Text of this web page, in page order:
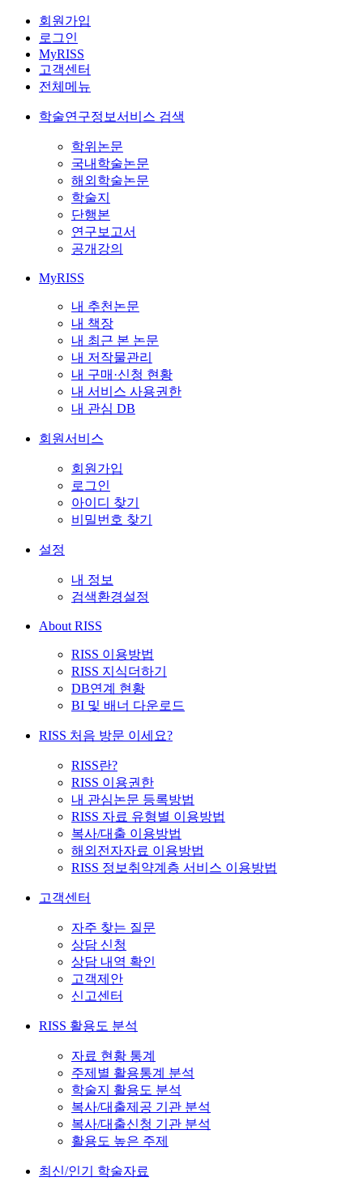
회원가입
로그인
MyRISS
고객센터
전체메뉴
학술연구정보서비스 검색
학위논문
국내학술논문
해외학술논문
학술지
단행본
연구보고서
공개강의
MyRISS
내 추천논문
내 책장
내 최근 본 논문
내 저작물관리
내 구매·신청 현황
내 서비스 사용권한
내 관심 DB
회원서비스
회원가입
로그인
아이디 찾기
비밀번호 찾기
설정
내 정보
검색환경설정
About RISS
RISS 이용방법
RISS 지식더하기
DB연계 현황
BI 및 배너 다운로드
RISS 처음 방문 이세요?
RISS란?
RISS 이용권한
내 관심논문 등록방법
RISS 자료 유형별 이용방법
복사/대출 이용방법
해외전자자료 이용방법
RISS 정보취약계층 서비스 이용방법
고객센터
자주 찾는 질문
상담 신청
상담 내역 확인
고객제안
신고센터
RISS 활용도 분석
자료 현황 통계
주제별 활용통계 분석
학술지 활용도 분석
복사/대출제공 기관 분석
복사/대출신청 기관 분석
활용도 높은 주제
최신/인기 학술자료